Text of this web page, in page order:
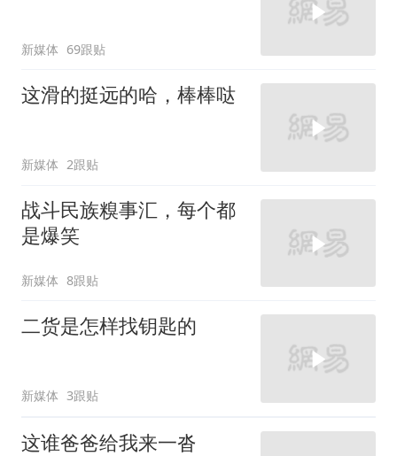
新媒体 69跟贴
这滑的挺远的哈，棒棒哒
新媒体 2跟贴
战斗民族糗事汇，每个都
是爆笑
新媒体 8跟贴
二货是怎样找钥匙的
新媒体 3跟贴
这谁爸爸给我来一沓